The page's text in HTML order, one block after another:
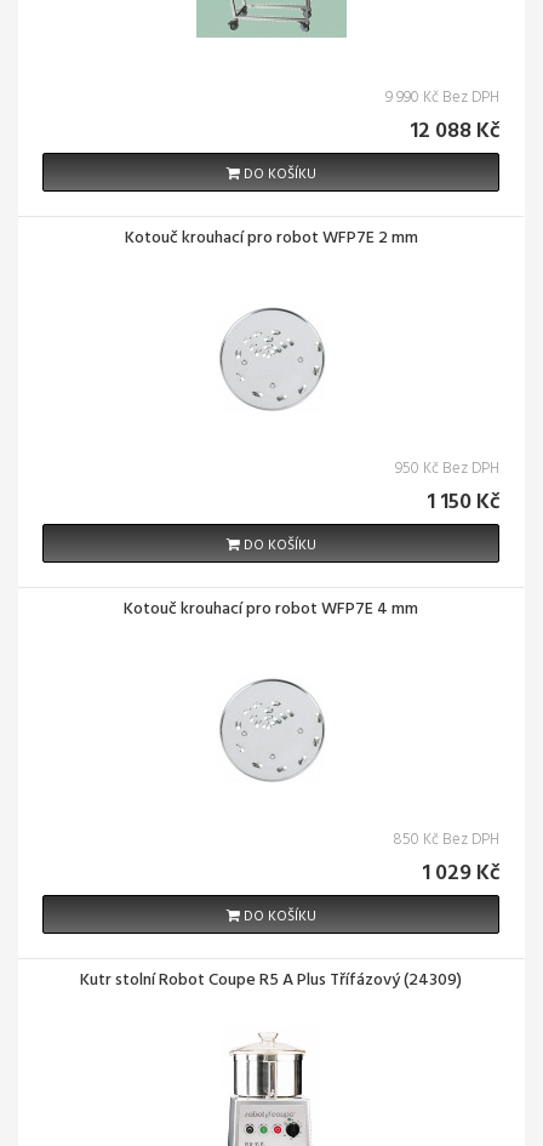
9 990 Kč Bez DPH
12 088 Kč
DO KOŠÍKU
Kotouč krouhací pro robot WFP7E 2 mm
950 Kč Bez DPH
1 150 Kč
DO KOŠÍKU
Kotouč krouhací pro robot WFP7E 4 mm
850 Kč Bez DPH
1 029 Kč
DO KOŠÍKU
Kutr stolní Robot Coupe R5 A Plus Třífázový (24309)